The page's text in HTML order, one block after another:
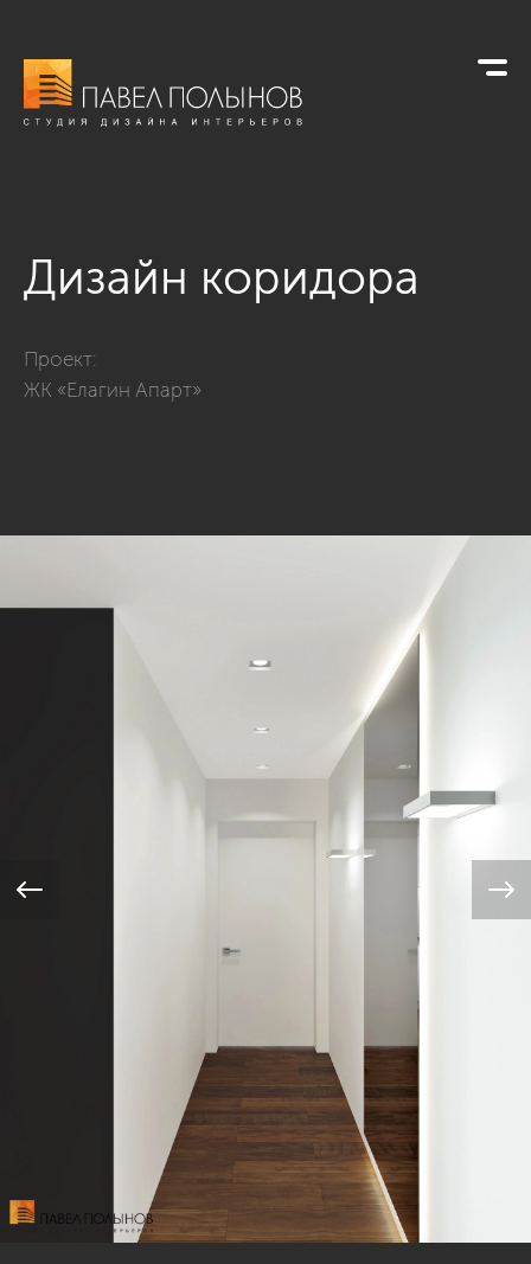
Дизайн коридора
Проект:
ЖК «Елагин Апарт»